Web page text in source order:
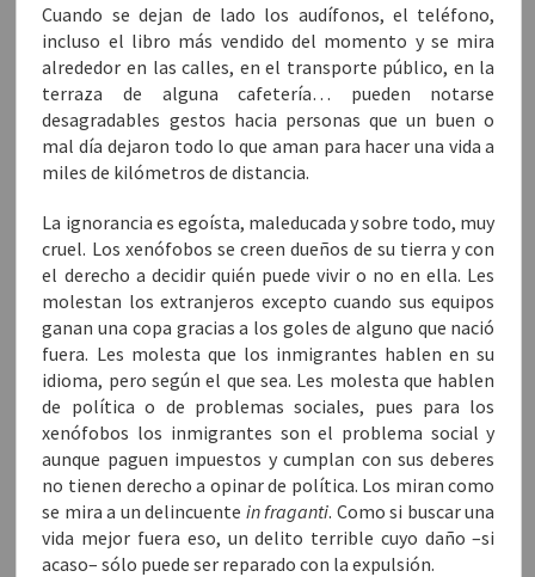
Cuando se dejan de lado los audífonos, el teléfono,
incluso el libro más vendido del momento y se mira
alrededor en las calles, en el transporte público, en la
terraza de alguna cafetería… pueden notarse
desagradables gestos hacia personas que un buen o
mal día dejaron todo lo que aman para hacer una vida a
miles de kilómetros de distancia.
La ignorancia es egoísta, maleducada y sobre todo, muy
cruel. Los xenófobos se creen dueños de su tierra y con
el derecho a decidir quién puede vivir o no en ella. Les
molestan los extranjeros excepto cuando sus equipos
ganan una copa gracias a los goles de alguno que nació
fuera. Les molesta que los inmigrantes hablen en su
idioma, pero según el que sea. Les molesta que hablen
de política o de problemas sociales, pues para los
xenófobos los inmigrantes son el problema social y
aunque paguen impuestos y cumplan con sus deberes
no tienen derecho a opinar de política. Los miran como
se mira a un delincuente in fraganti. Como si buscar una
vida mejor fuera eso, un delito terrible cuyo daño –si
acaso– sólo puede ser reparado con la expulsión.